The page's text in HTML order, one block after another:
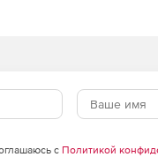
во flash-файлы SWF.
с Политикой